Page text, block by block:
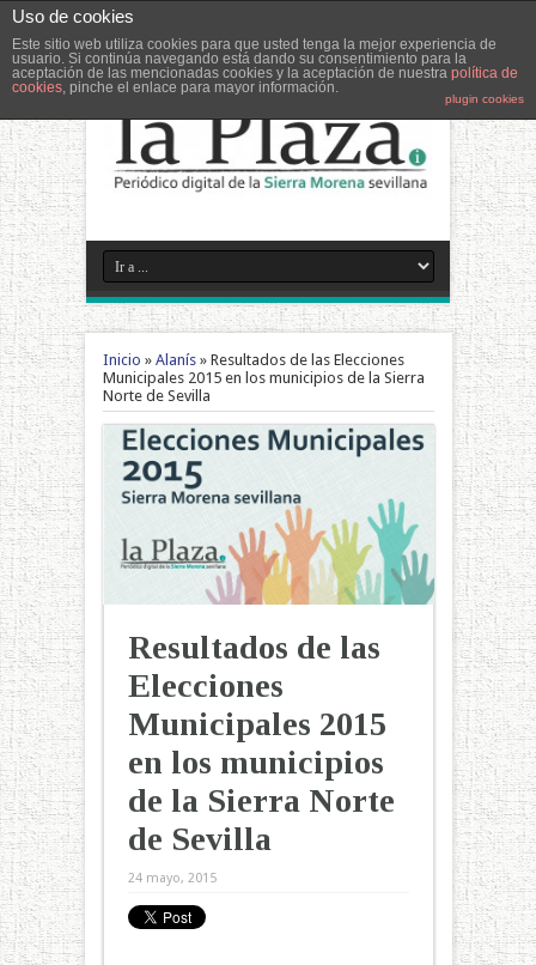
Uso de cookies
Este sitio web utiliza cookies para que usted tenga la mejor experiencia de
usuario. Si continúa navegando está dando su consentimiento para la
aceptación de las mencionadas cookies y la aceptación de nuestra política de
cookies, pinche el enlace para mayor información.
plugin cookies
Inicio » Alanís» Resultados de las Elecciones
Municipales 2015 en los municipios de la Sierra
Norte de Sevilla
Resultados de las
Elecciones
Municipales 2015
en los municipios
de la Sierra Norte
de Sevilla
24 mayo, 2015